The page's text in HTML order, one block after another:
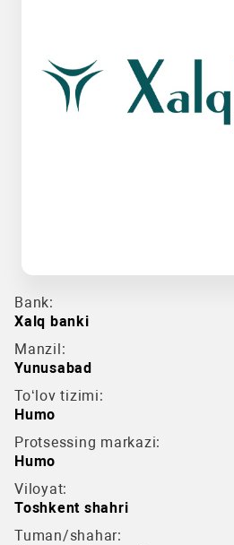
Bank:
Xalq banki
Manzil:
Yunusabad
To‘lov tizimi:
Humo
Protsessing markazi:
Humo
Viloyat:
Toshkent shahri
Tuman/shahar: